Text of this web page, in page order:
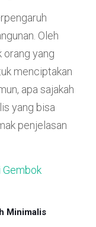
Oleh
orang yang
menciptakan
apa sajakah
yang bisa
penjelasan
Gembok
Minimalis